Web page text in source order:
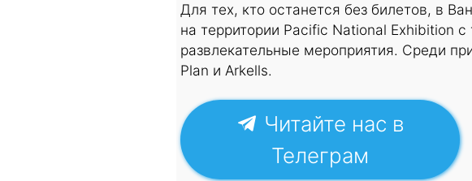
Для тех, кто останется без билетов, в
на территории Pacific National Exhibition
развлекательные мероприятия. Среди
Plan и Arkells.
Читайте нас в
Телеграм